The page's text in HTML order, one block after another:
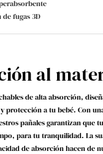
fugas 3D
al
de alta absorción,
protección a tu bebé. Con
pañales garantizan que
para tu tranquilidad. La
de absorción hacen de